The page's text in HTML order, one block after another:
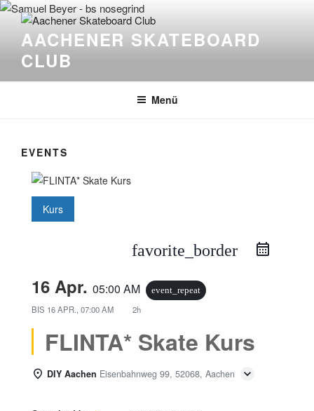
Zum
Inhalt
springenAACHENER SKATEBOARD
CLUB
Menü
EVENTS
Kurs
favorite_border
16 Apr. 05:00 AM event_repeat
BIS 16 APR., 07:00 AM 2h
FLINTA* Skate Kurs
DIY Aachen Eisenbahnweg 99, 52068, Aachen